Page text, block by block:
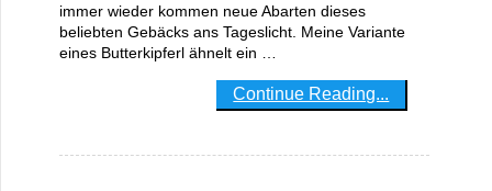
immer wieder kommen neue Abarten dieses
beliebten Gebäcks ans Tageslicht. Meine Variante
eines Butterkipferl ähnelt ein …
Continue Reading...